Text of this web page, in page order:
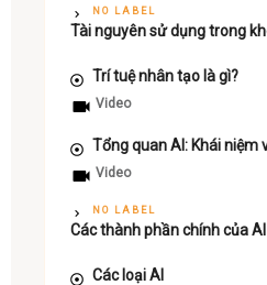
NO LABEL
Tài nguyên sử dụng trong
Trí tuệ nhân tạo là gì?
Video
Tổng quan AI: Khái niệm
Video
NO LABEL
Các thành phần chính của AI
Các loại AI